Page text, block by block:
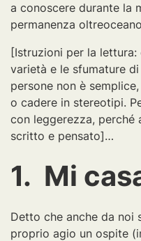
a conoscere durante la
permanenza
[Istruzioni per la
varietà e le sfumature
persone non è
o cadere in stereotipi.
con leggerezza, perché
scritto e pensato]…
1. Mi
Detto che anche da noi
proprio agio un ospite